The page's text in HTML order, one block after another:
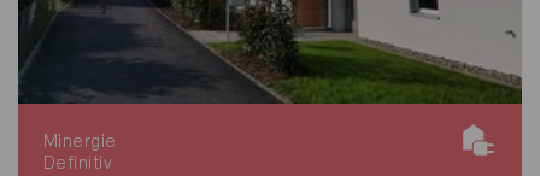
Minergie
Definitiv